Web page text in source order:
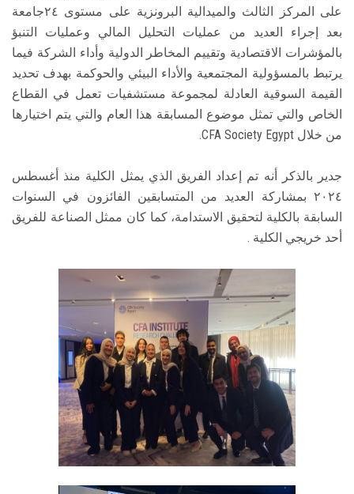
على المركز الثالث والميدالية البرونزية على مستوى ٢٤جامعة
بعد إجراء العديد من عمليات التحليل المالي وعمليات التنبؤ
بالمؤشرات الاقتصادية وتقييم المخاطر الدولية وأداء الشركة فيما
يرتبط بالمسؤولية المجتمعية والأداء البيئي والحوكمة بهدف تحديد
القيمة السوقية العادلة لمجموعة مستشفيات تعمل في القطاع
الخاص والتي تمثل موضوع المسابقة هذا العام والتي يتم اختيارها
من خلال CFA Society Egypt.
جدير بالذكر أنه تم إعداد الفريق الذي يمثل الكلية منذ أغسطس
٢٠٢٤ بمشاركة العديد من المتسابقين الفائزون في السنوات
السابقة بالكلية لتحقيق الاستدامة، كما كان ممثل الصناعة للفريق
أحد خريجي الكلية .